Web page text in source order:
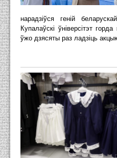
нарадзіўся геній
Купалаўскі ўніверсітэт
ўжо дзясяты раз ладзіць